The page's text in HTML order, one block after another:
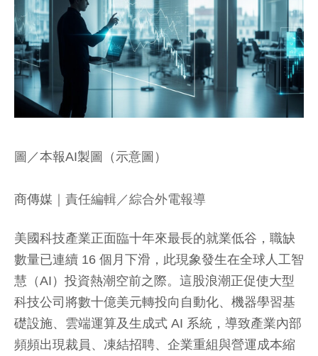
圖／本報AI製圖（示意圖）
商傳媒 ｜責任編輯／綜合外電報導
美國科技產業正面臨十年來最長的就業低谷，職缺
數量已連續 16 個月下滑，此現象發生在全球人工智
慧（AI）投資熱潮空前之際。這股浪潮正促使大型
科技公司將數十億美元轉投向自動化、機器學習基
礎設施、雲端運算及生成式 AI 系統，導致產業內部
頻頻出現裁員、凍結招聘、企業重組與營運成本縮